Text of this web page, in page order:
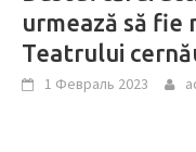
urmează să
Teatrului
1 Февраль 2023